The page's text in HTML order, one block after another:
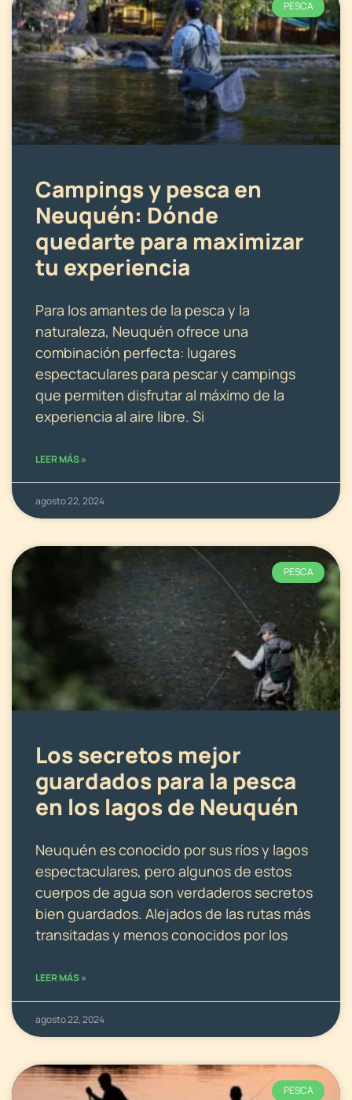
PESCA
Campings y pesca en
Neuquén: Dónde
quedarte para maximizar
tu experiencia
Para los amantes de la pesca y la
naturaleza, Neuquén ofrece una
combinación perfecta: lugares
espectaculares para pescar y campings
que permiten disfrutar al máximo de la
experiencia al aire libre. Si
LEER MÁS »
agosto 22, 2024
PESCA
Los secretos mejor
guardados para la pesca
en los lagos de Neuquén
Neuquén es conocido por sus ríos y lagos
espectaculares, pero algunos de estos
cuerpos de agua son verdaderos secretos
bien guardados. Alejados de las rutas más
transitadas y menos conocidos por los
LEER MÁS »
agosto 22, 2024
PESCA